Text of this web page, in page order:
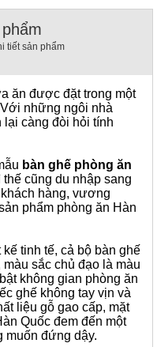
tiết sản phẩm
ăn được đặt trong một
những ngôi nhà
lại càng đòi hỏi tính
bàn ghế phòng ăn
cũng du nhập sang
hàng, vương
phẩm phòng ăn Hàn
tinh tế, cả bộ bàn ghế
sắc chủ đạo là màu
không gian phòng ăn
ghế không tay vịn và
liệu gỗ gao cấp, mặt
Quốc đem đến một
muốn đứng dậy.